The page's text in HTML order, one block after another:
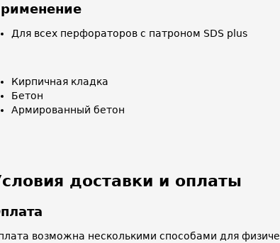
Для всех перфораторов с патроном SDS plus
Кирпичная кладка
Бетон
Армированный бетон
доставки и оплаты
возможна несколькими способами для